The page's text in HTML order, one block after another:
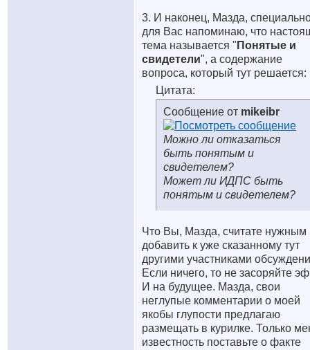
3. И наконец, Мазда,
для Вас напоминаю, что
тема называется " Понятые и
свидетели", а содержание
вопроса, который тут решается:
Цитата:
Сообщение от mikeibr
Можно ли отказаться
быть понятым и
свидетелем?
Может ли ИДПС быть
понятым и свидетелем?
Что Вы, Мазда, считате нужным
добавить к уже сказанному тут
другими участниками
Если ничего, то не засоряйте
И на будущее. Мазда, свои
неглупые комментарии о моей
якобы глупости предлагаю
размещать в курилке. Только
известность поставьте о факте